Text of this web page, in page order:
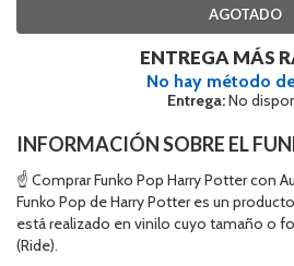
AGOTADO
ENTREGA MÁS
No hay método
Entrega:No
INFORMACIÓN SOBRE EL
☝ Comprar Funko Pop Harry Potter con
Funko Pop de Harry Potter es un
está realizado en vinilo cuyo tamaño o
(Ride).